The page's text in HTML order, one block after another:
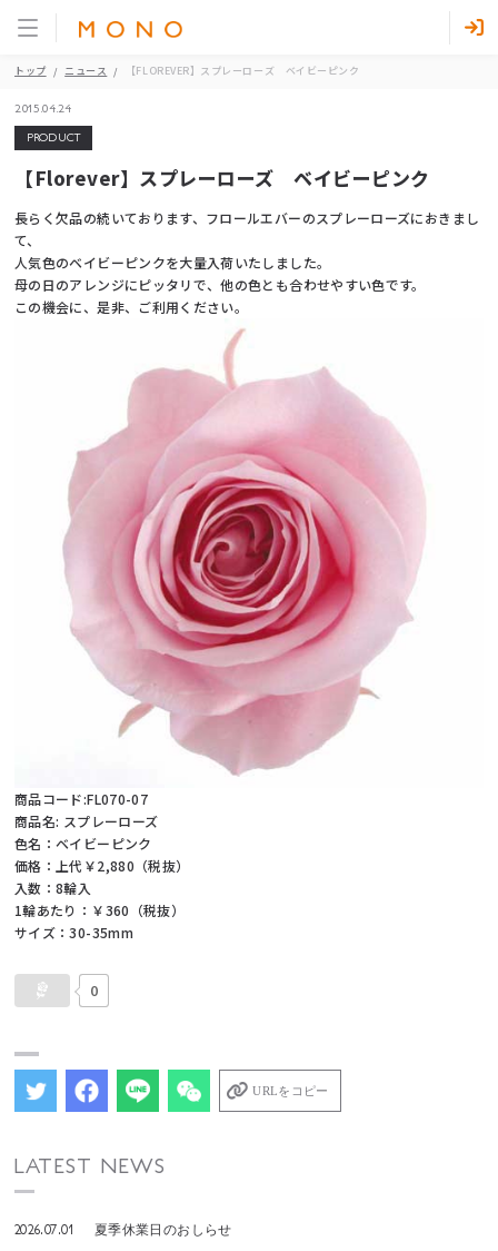
トップ ニュース 【FLOREVER】スプレーローズ ベイビーピンク
2015.04.24
PRODUCT
【Florever】スプレーローズ ベイビーピンク
長らく欠品の続いております、フロールエバーのスプレーローズにおきまし
て、
人気色のベイビーピンクを大量入荷いたしました。
母の日のアレンジにピッタリで、他の色とも合わせやすい色です。
この機会に、是非、ご利用ください。
商品コード:FL070-07
商品名: スプレーローズ
色名：ベイビーピンク
価格：上代￥2,880（税抜）
入数：8輪入
1輪あたり：￥360（税抜）
サイズ：30-35mm
0
URLをコピー
LATEST NEWS
2026.07.01 夏季休業日のおしらせ